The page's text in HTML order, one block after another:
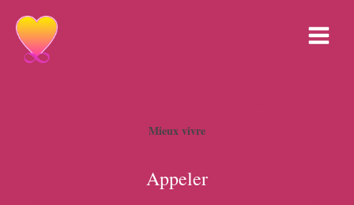
Mieux vivre
Appeler